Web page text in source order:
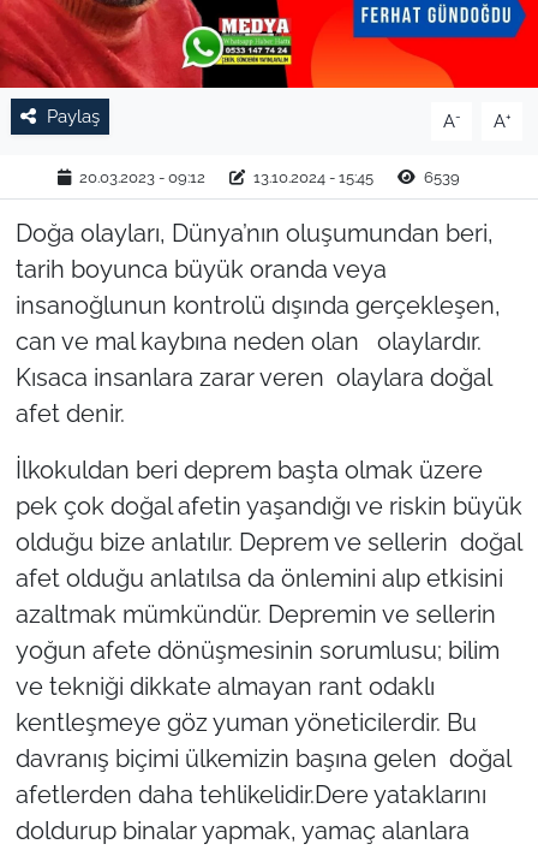
Paylaş A- A+
20.03.2023 - 09:12 13.10.2024 - 15:45 6539
Doğa olayları, Dünya’nın oluşumundan beri,
tarih boyunca büyük oranda veya
insanoğlunun kontrolü dışında gerçekleşen,
can ve mal kaybına neden olan olaylardır.
Kısaca insanlara zarar veren olaylara doğal
afet denir.
İlkokuldan beri deprem başta olmak üzere
pek çok doğal afetin yaşandığı ve riskin büyük
olduğu bize anlatılır. Deprem ve sellerin doğal
afet olduğu anlatılsa da önlemini alıp etkisini
azaltmak mümkündür. Depremin ve sellerin
yoğun afete dönüşmesinin sorumlusu; bilim
ve tekniği dikkate almayan rant odaklı
kentleşmeye göz yuman yöneticilerdir. Bu
davranış biçimi ülkemizin başına gelen doğal
afetlerden daha tehlikelidir.Dere yataklarını
doldurup binalar yapmak, yamaç alanlara
TARIM VE HAYVANCILIK
KÜLTÜR SANAT
RESMİ İLAN
SPOR
YAŞAM
EDİRNE
TEKİRDAĞ
ÇANAKKALE
TÜRKİYE
Bölge
Güvenlik
Genel